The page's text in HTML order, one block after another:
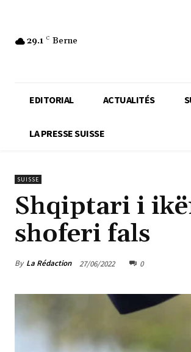
29.1 C Berne
EDITORIAL ACTUALITÉS
LA PRESSE SUISSE
SUISSE
Shqiptari i
shoferi fals
By La Rédaction 27/06/2022 0